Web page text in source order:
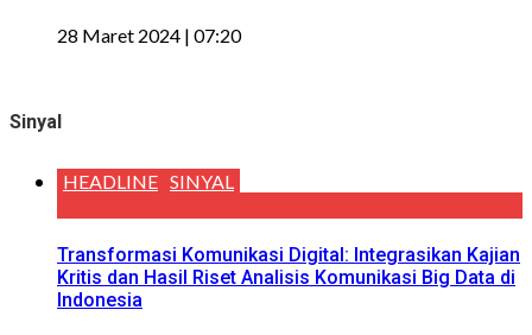
28 Maret 2024 | 07:20
Sinyal
HEADLINE SINYAL
Transformasi Komunikasi Digital: Integrasikan Kajian
Kritis dan Hasil Riset Analisis Komunikasi Big Data di
Indonesia